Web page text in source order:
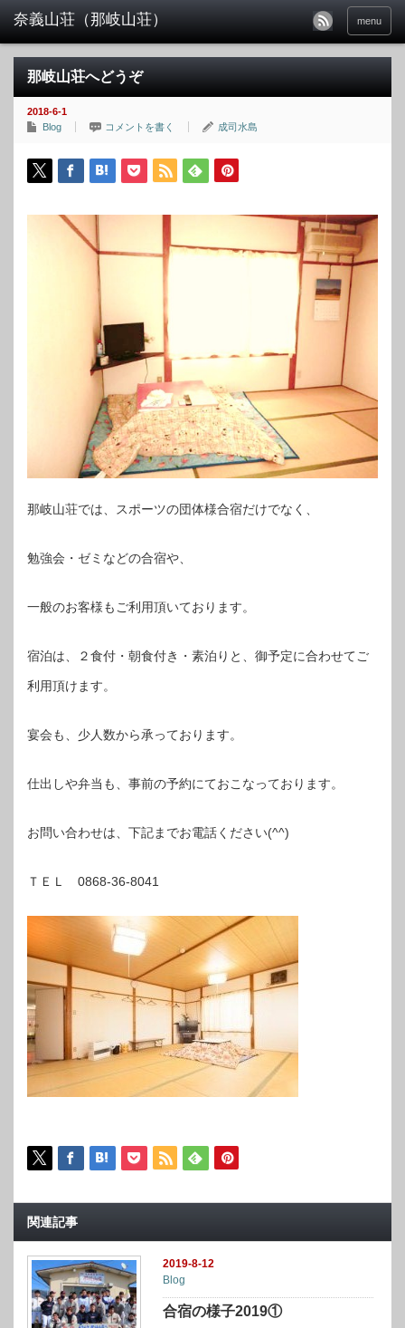
menu
那岐山荘へどうぞ
2018-6-1
Blog
コメントを書く 成司水島
那岐山荘では、スポーツの団体様合宿だけでなく、
勉強会・ゼミなどの合宿や、
一般のお客様もご利用頂いております。
宿泊は、２食付・朝食付き・素泊りと、御予定に合わせてご
利用頂けます。
宴会も、少人数から承っております。
仕出しや弁当も、事前の予約にておこなっております。
お問い合わせは、下記までお電話ください(^^)
ＴＥＬ 0868-36-8041
関連記事
2019-8-12
Blog
合宿の様子2019①